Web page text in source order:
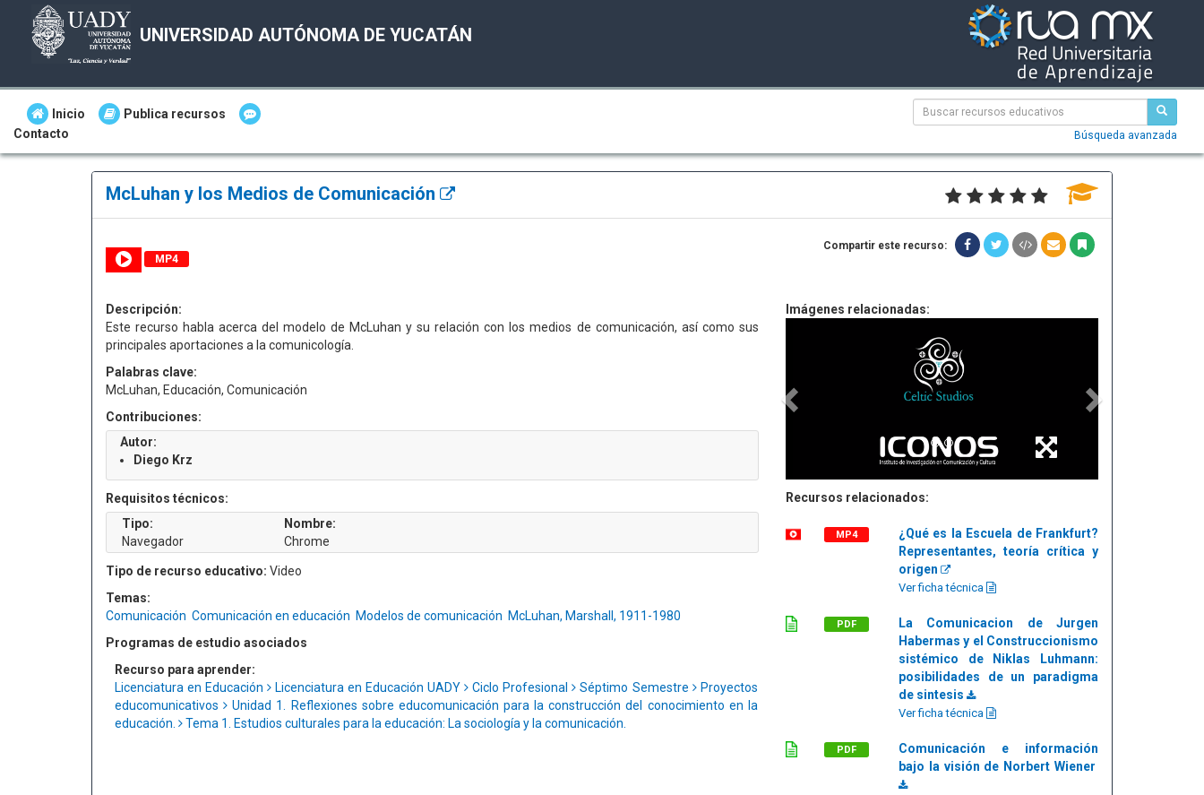
UNIVERSIDAD AUTÓNOMA DE YUCATÁN
Inicio
Publica recursos
Contacto
Búsqueda avanzada
McLuhan y los Medios de Comunicación
MP4
Compartir este recurso:
Descripción:
Este recurso habla acerca del modelo de McLuhan y su relación con los medios de comunicación, así como sus
principales aportaciones a la comunicología.
Palabras clave:
McLuhan, Educación, Comunicación
Contribuciones:
Autor:
Diego Krz
Requisitos técnicos:
Tipo:
Navegador
Nombre:
Chrome
Tipo de recurso educativo: Video
Temas:
Comunicación Comunicación en educación Modelos de comunicación McLuhan, Marshall, 1911-1980
Programas de estudio asociados
Recurso para aprender:
Licenciatura en Educación
Licenciatura en Educación UADY Ciclo Profesional Séptimo Semestre
Proyectos
educomunicativos
Unidad 1. Reflexiones sobre educomunicación para la construcción del conocimiento en la
educación.
Tema 1. Estudios culturales para la educación: La sociología y la comunicación.
Imágenes relacionadas:
Recursos relacionados:
MP4
¿Qué es la Escuela de Frankfurt?
Representantes, teoría crítica y
origen
Ver ficha técnica
PDF
La Comunicacion de Jurgen
Habermas y el Construccionismo
sistémico de Niklas Luhmann:
posibilidades de un paradigma
de sintesis
Ver ficha técnica
PDF
Comunicación e información
bajo la visión de Norbert Wiener